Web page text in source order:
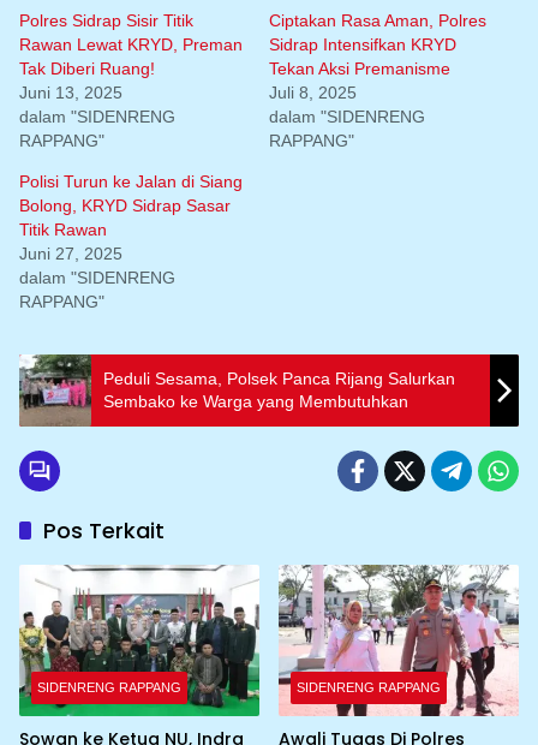
Polres Sidrap Sisir Titik
Rawan Lewat KRYD, Preman
Tak Diberi Ruang!
Juni 13, 2025
dalam "SIDENRENG
RAPPANG"
Ciptakan Rasa Aman, Polres
Sidrap Intensifkan KRYD
Tekan Aksi Premanisme
Juli 8, 2025
dalam "SIDENRENG
RAPPANG"
Polisi Turun ke Jalan di Siang
Bolong, KRYD Sidrap Sasar
Titik Rawan
Juni 27, 2025
dalam "SIDENRENG
RAPPANG"
Peduli Sesama, Polsek Panca Rijang Salurkan
Sembako ke Warga yang Membutuhkan
Pos Terkait
SIDENRENG RAPPANG
Sowan ke Ketua NU, Indra
SIDENRENG RAPPANG
Awali Tugas Di Polres